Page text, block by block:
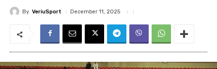
By VeriuSport December 11, 2025